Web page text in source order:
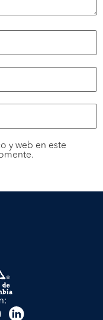
y web en este